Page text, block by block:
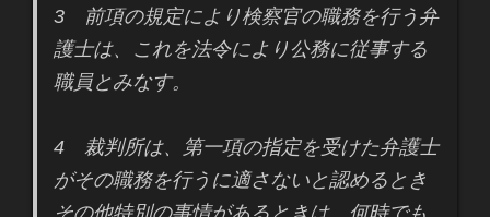
3 前項の規定により検察官の職務を行う弁
護士は、これを法令により公務に従事する
職員とみなす。
4 裁判所は、第一項の指定を受けた弁護士
がその職務を行うに適さないと認めるとき